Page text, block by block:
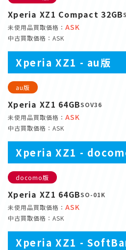
Xperia XZ1 Compact 32GB
未使用品買取価格： ASK
中古買取価格：ASK
Xperia XZ1 - au版
au版
Xperia XZ1 64GBSOV36
未使用品買取価格： ASK
中古買取価格：ASK
Xperia XZ1 -
docomo版
Xperia XZ1 64GBSO-01K
未使用品買取価格： ASK
中古買取価格：ASK
Xperia XZ1 -